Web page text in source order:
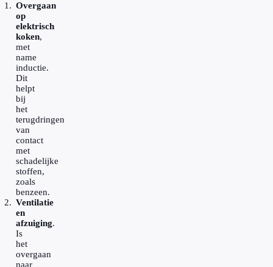
Overgaan
op
elektrisch
koken,
met
name
inductie.
Dit
helpt
bij
het
terugdringen
van
contact
met
schadelijke
stoffen,
zoals
benzeen.
Ventilatie
en
afzuiging.
Is
het
overgaan
naar